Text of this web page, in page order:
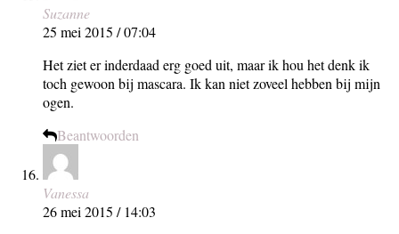
Suzanne
25 mei 2015 / 07:04
Het ziet er inderdaad erg goed uit, maar ik hou het denk ik
toch gewoon bij mascara. Ik kan niet zoveel hebben bij mijn
ogen.
Beantwoorden
Vanessa
26 mei 2015 / 14:03